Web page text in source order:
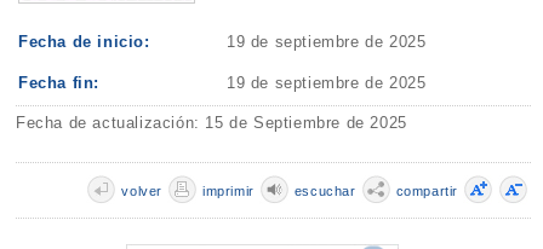
Fecha de inicio: 19 de septiembre de 2025
Fecha fin: 19 de septiembre de 2025
Fecha de actualización: 15 de Septiembre de 2025
compartir
escuchar
imprimir
volver